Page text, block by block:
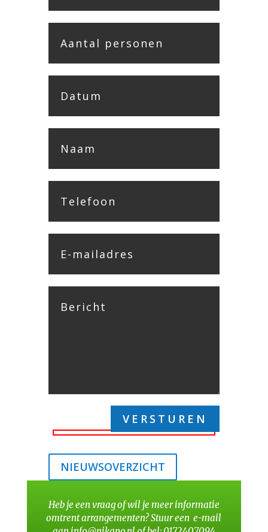
NIEUWSOVERZICHT
Heb je een vraag of wil je meer informatie
omtrent arrangementen? Stuur een e-mail